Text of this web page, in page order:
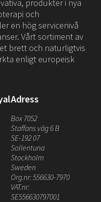
produkter i nya
och
en hög servicenivå
Vårt sortiment av
brett och naturligtvis
enligt europeisk
Adress
Box 7052
Staffans väg 6 B
SE-192 07
Sollentuna
Stockholm
Sweden
Org.nr: 556630-7970
VAT.nr:
SE556630797001